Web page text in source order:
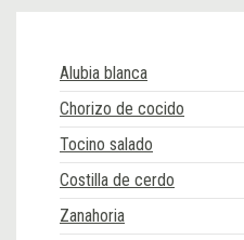
Alubia blanca
Chorizo de cocido
Tocino salado
Costilla de cerdo
Zanahoria